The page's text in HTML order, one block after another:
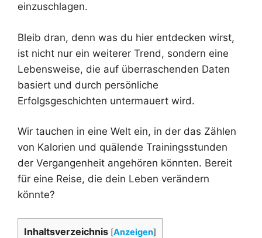
einzuschlagen.
Bleib dran, denn was du hier entdecken wirst,
ist nicht nur ein weiterer Trend, sondern eine
Lebensweise, die auf überraschenden Daten
basiert und durch persönliche
Erfolgsgeschichten untermauert wird.
Wir tauchen in eine Welt ein, in der das Zählen
von Kalorien und quälende Trainingsstunden
der Vergangenheit angehören könnten. Bereit
für eine Reise, die dein Leben verändern
könnte?
Inhaltsverzeichnis [Anzeigen]